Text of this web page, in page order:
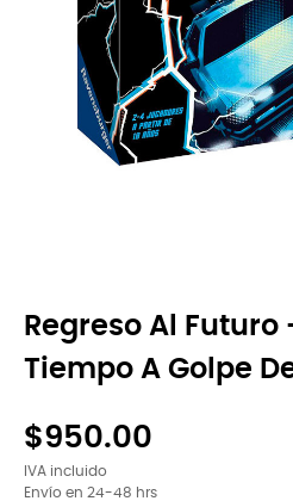
Regreso Al Futuro
Tiempo A Golpe
$950.00
IVA incluido
Envío en 24-48 hrs